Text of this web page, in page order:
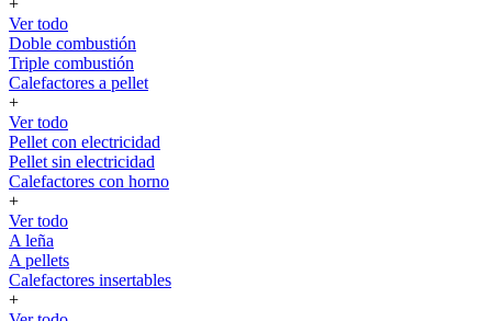
+
Ver todo
Doble combustión
Triple combustión
Calefactores a pellet
+
Ver todo
Pellet con electricidad
Pellet sin electricidad
Calefactores con horno
+
Ver todo
A leña
A pellets
Calefactores insertables
+